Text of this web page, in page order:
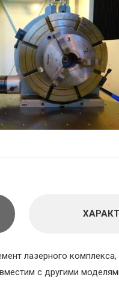
лазерного
с другими